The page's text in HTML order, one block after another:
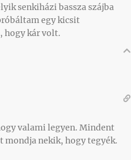
senkiházi bassza szájba
egy kicsit
hogy kár volt.
valami legyen. Mindent
mondja nekik, hogy tegyék.